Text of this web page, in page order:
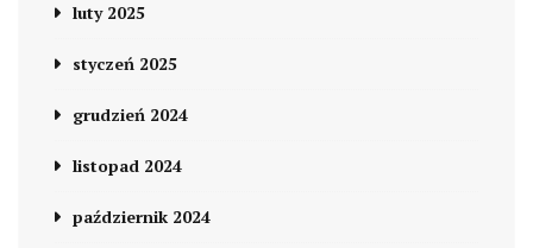
luty 2025
styczeń 2025
grudzień 2024
listopad 2024
październik 2024